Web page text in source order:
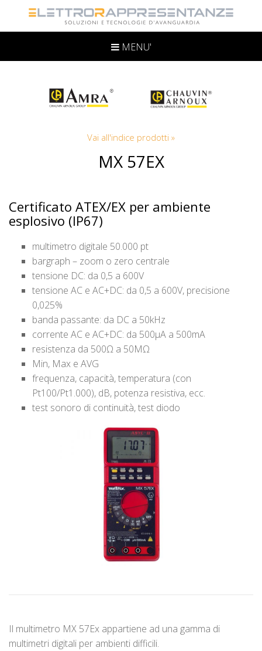
MENU'
Vai all'indice prodotti »
MX 57EX
Certificato ATEX/EX per ambiente
esplosivo (IP67)
multimetro digitale 50.000 pt
bargraph – zoom o zero centrale
tensione DC: da 0,5 a 600V
tensione AC e AC+DC: da 0,5 a 600V, precisione
0,025%
banda passante: da DC a 50kHz
corrente AC e AC+DC: da 500μA a 500mA
resistenza da 500Ω a 50MΩ
Min, Max e AVG
frequenza, capacità, temperatura (con
Pt100/Pt1.000), dB, potenza resistiva, ecc.
test sonoro di continuità, test diodo
Il multimetro MX 57Ex appartiene ad una gamma di
multimetri digitali per ambienti difficili.